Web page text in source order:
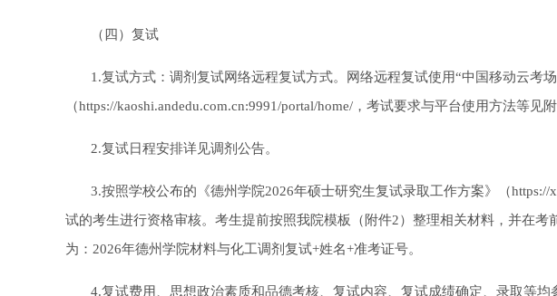
（四）复试
1.复试方式：调剂复试网络远程复试方式。网络远程复试使用“中国移动云考
（https://kaoshi.andedu.com.cn:9991/portal/home/，考试要求与平台使用方法等见
2.复试日程安排详见调剂公告。
3.按照学校公布的《德州学院2026年硕士研究生复试录取工作方案》（https://
试的考生进行资格审核。考生提前按照我院模板（附件2）整理相关材料，并在考
为：2026年德州学院材料与化工调剂复试+姓名+准考证号。
4.复试费用、思想政治素质和品德考核、复试内容、复试成绩确定、录取等